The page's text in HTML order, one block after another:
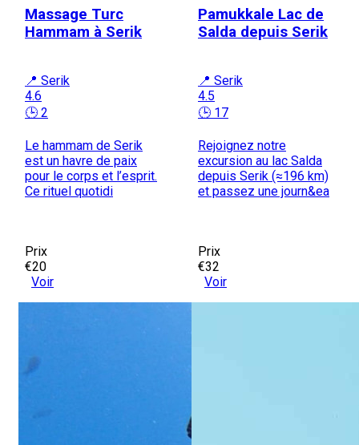
Massage Turc
Hammam à Serik
📍 Serik
4.6
🕒 2
Le hammam de Serik
est un havre de paix
pour le corps et l’esprit.
Ce rituel quotidi
Prix
€20
Voir
Pamukkale Lac de
Salda depuis Serik
📍 Serik
4.5
🕒 17
Rejoignez notre
excursion au lac Salda
depuis Serik (≈196 km)
et passez une journ&ea
Prix
€32
Voir